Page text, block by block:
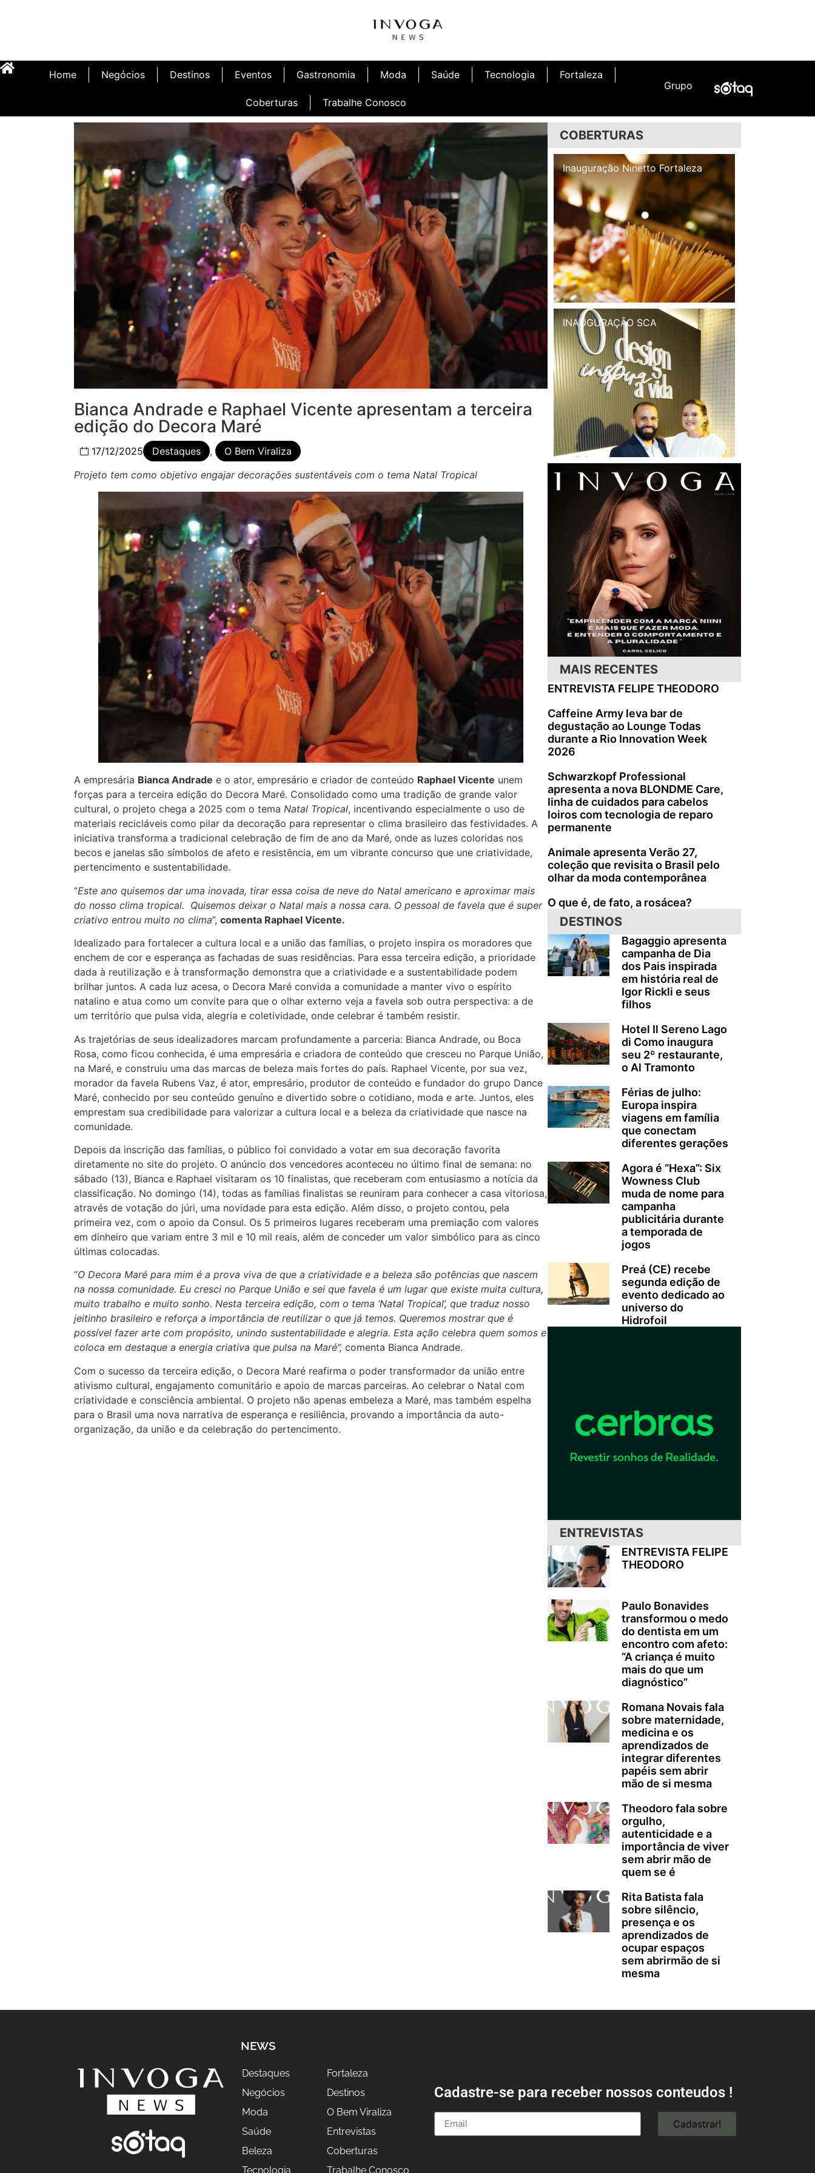
Home Negócios Destinos Eventos Gastronomia Moda Saúde Tecnologia Fortaleza
Coberturas Trabalhe Conosco
Grupo
Bianca Andrade e Raphael Vicente apresentam a terceira
edição do Decora Maré
17/12/2025 Destaques ,
O Bem Viraliza
Projeto tem como objetivo engajar decorações sustentáveis com o tema Natal Tropical
A empresária Bianca Andrade e o ator, empresário e criador de conteúdo Raphael Vicente unem
forças para a terceira edição do Decora Maré. Consolidado como uma tradição de grande valor
cultural, o projeto chega a 2025 com o tema Natal Tropical, incentivando especialmente o uso de
materiais recicláveis como pilar da decoração para representar o clima brasileiro das festividades. A
iniciativa transforma a tradicional celebração de fim de ano da Maré, onde as luzes coloridas nos
becos e janelas são símbolos de afeto e resistência, em um vibrante concurso que une criatividade,
pertencimento e sustentabilidade.
“Este ano quisemos dar uma inovada, tirar essa coisa de neve do Natal americano e aproximar mais
do nosso clima tropical. Quisemos deixar o Natal mais a nossa cara. O pessoal de favela que é super
criativo entrou muito no clima”, comenta Raphael Vicente.
Idealizado para fortalecer a cultura local e a união das famílias, o projeto inspira os moradores que
enchem de cor e esperança as fachadas de suas residências. Para essa terceira edição, a prioridade
dada à reutilização e à transformação demonstra que a criatividade e a sustentabilidade podem
brilhar juntos. A cada luz acesa, o Decora Maré convida a comunidade a manter vivo o espírito
natalino e atua como um convite para que o olhar externo veja a favela sob outra perspectiva: a de
um território que pulsa vida, alegria e coletividade, onde celebrar é também resistir.
As trajetórias de seus idealizadores marcam profundamente a parceria: Bianca Andrade, ou Boca
Rosa, como ficou conhecida, é uma empresária e criadora de conteúdo que cresceu no Parque União,
na Maré, e construiu uma das marcas de beleza mais fortes do país. Raphael Vicente, por sua vez,
morador da favela Rubens Vaz, é ator, empresário, produtor de conteúdo e fundador do grupo Dance
Maré, conhecido por seu conteúdo genuíno e divertido sobre o cotidiano, moda e arte. Juntos, eles
emprestam sua credibilidade para valorizar a cultura local e a beleza da criatividade que nasce na
comunidade.
Depois da inscrição das famílias, o público foi convidado a votar em sua decoração favorita
diretamente no site do projeto. O anúncio dos vencedores aconteceu no último final de semana: no
sábado (13), Bianca e Raphael visitaram os 10 finalistas, que receberam com entusiasmo a notícia da
classificação. No domingo (14), todas as famílias finalistas se reuniram para conhecer a casa vitoriosa,
através de votação do júri, uma novidade para esta edição. Além disso, o projeto contou, pela
primeira vez, com o apoio da Consul. Os 5 primeiros lugares receberam uma premiação com valores
em dinheiro que variam entre 3 mil e 10 mil reais, além de conceder um valor simbólico para as cinco
últimas colocadas.
“O Decora Maré para mim é a prova viva de que a criatividade e a beleza são potências que nascem
na nossa comunidade. Eu cresci no Parque União e sei que favela é um lugar que existe muita cultura,
muito trabalho e muito sonho. Nesta terceira edição, com o tema ‘Natal Tropical’, que traduz nosso
jeitinho brasileiro e reforça a importância de reutilizar o que já temos. Queremos mostrar que é
possível fazer arte com propósito, unindo sustentabilidade e alegria. Esta ação celebra quem somos e
coloca em destaque a energia criativa que pulsa na Maré”, comenta Bianca Andrade.
Com o sucesso da terceira edição, o Decora Maré reafirma o poder transformador da união entre
ativismo cultural, engajamento comunitário e apoio de marcas parceiras. Ao celebrar o Natal com
criatividade e consciência ambiental. O projeto não apenas embeleza a Maré, mas também espelha
para o Brasil uma nova narrativa de esperança e resiliência, provando a importância da auto-
organização, da união e da celebração do pertencimento.
COBERTURAS
Inauguração Illa Café Inauguração Ninetto Fortaleza Inauguração Illa Café
INAUGURAÇÃO SCA
MAIS RECENTES
ENTREVISTA FELIPE THEODORO
Caffeine Army leva bar de
degustação ao Lounge Todas
durante a Rio Innovation Week
2026
Schwarzkopf Professional
apresenta a nova BLONDME Care,
linha de cuidados para cabelos
loiros com tecnologia de reparo
permanente
Animale apresenta Verão 27,
coleção que revisita o Brasil pelo
olhar da moda contemporânea
O que é, de fato, a rosácea?
DESTINOS
Bagaggio apresenta
campanha de Dia
dos Pais inspirada
em história real de
Igor Rickli e seus
filhos
Hotel Il Sereno Lago
di Como inaugura
seu 2º restaurante,
o Al Tramonto
Férias de julho:
Europa inspira
viagens em família
que conectam
diferentes gerações
Agora é “Hexa”: Six
Wowness Club
muda de nome para
campanha
publicitária durante
a temporada de
jogos
Preá (CE) recebe
segunda edição de
evento dedicado ao
universo do
Hidrofoil
ENTREVISTAS
ENTREVISTA FELIPE
THEODORO
Paulo Bonavides
transformou o medo
do dentista em um
encontro com afeto:
“A criança é muito
mais do que um
diagnóstico”
Romana Novais fala
sobre maternidade,
medicina e os
aprendizados de
integrar diferentes
papéis sem abrir
mão de si mesma
Theodoro fala sobre
orgulho,
autenticidade e a
importância de viver
sem abrir mão de
quem se é
Rita Batista fala
sobre silêncio,
presença e os
aprendizados de
ocupar espaços
sem abrirmão de si
mesma
NEWS
Destaques
Negócios
Moda
Saúde
Beleza
Tecnologia
Fortaleza
Destinos
O Bem Viraliza
Entrevistas
Coberturas
Trabalhe Conosco
Cadastre-se para receber nossos conteudos !
Cadastrar!